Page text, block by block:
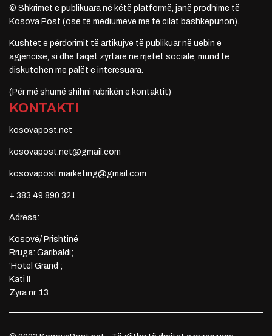
© Shkrimet e publikuara në këtë platformë, janë prodhime të
Kosova Post (ose të mediumeve me të cilat bashkëpunon).
Kushtet e përdorimit të artikujve të publikuar në uebin e
agjencisë, si dhe faqet zyrtare në rrjetet sociale, mund të
diskutohen me palët e interesuara.
(Për më shumë shihni rubrikën e kontaktit)
KONTAKTI
kosovapost.net
kosovapost.net@gmail.com
kosovapost.marketing@gmail.com
+ 383 49 890 321
Adresa:
Kosovë/ Prishtinë
Rruga: Garibaldi;
‘Hotel Grand’;
Kati II
Zyra nr. 13